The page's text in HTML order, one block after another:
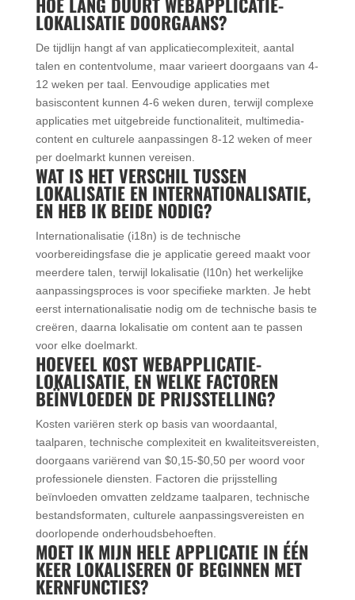
LOKALISATIE DOORGAANS?
De tijdlijn hangt af van applicatiecomplexiteit, aantal
talen en contentvolume, maar varieert doorgaans van 4-
12 weken per taal. Eenvoudige applicaties met
basiscontent kunnen 4-6 weken duren, terwijl complexe
applicaties met uitgebreide functionaliteit, multimedia-
content en culturele aanpassingen 8-12 weken of meer
per doelmarkt kunnen vereisen.
WAT IS HET VERSCHIL TUSSEN
LOKALISATIE EN INTERNATIONALISATIE,
EN HEB IK BEIDE NODIG?
Internationalisatie (i18n) is de technische
voorbereidingsfase die je applicatie gereed maakt voor
meerdere talen, terwijl lokalisatie (l10n) het werkelijke
aanpassingsproces is voor specifieke markten. Je hebt
eerst internationalisatie nodig om de technische basis te
creëren, daarna lokalisatie om content aan te passen
voor elke doelmarkt.
HOEVEEL KOST WEBAPPLICATIE-
LOKALISATIE, EN WELKE FACTOREN
BEÏNVLOEDEN DE PRIJSSTELLING?
Kosten variëren sterk op basis van woordaantal,
taalparen, technische complexiteit en kwaliteitsvereisten,
doorgaans variërend van $0,15-$0,50 per woord voor
professionele diensten. Factoren die prijsstelling
beïnvloeden omvatten zeldzame taalparen, technische
bestandsformaten, culturele aanpassingsvereisten en
doorlopende onderhoudsbehoeften.
MOET IK MIJN HELE APPLICATIE IN ÉÉN
KEER LOKALISEREN OF BEGINNEN MET
KERNFUNCTIES?